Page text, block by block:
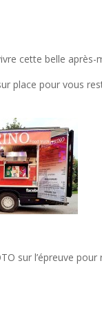
cette belle
place pour vous
sur l’épreuve